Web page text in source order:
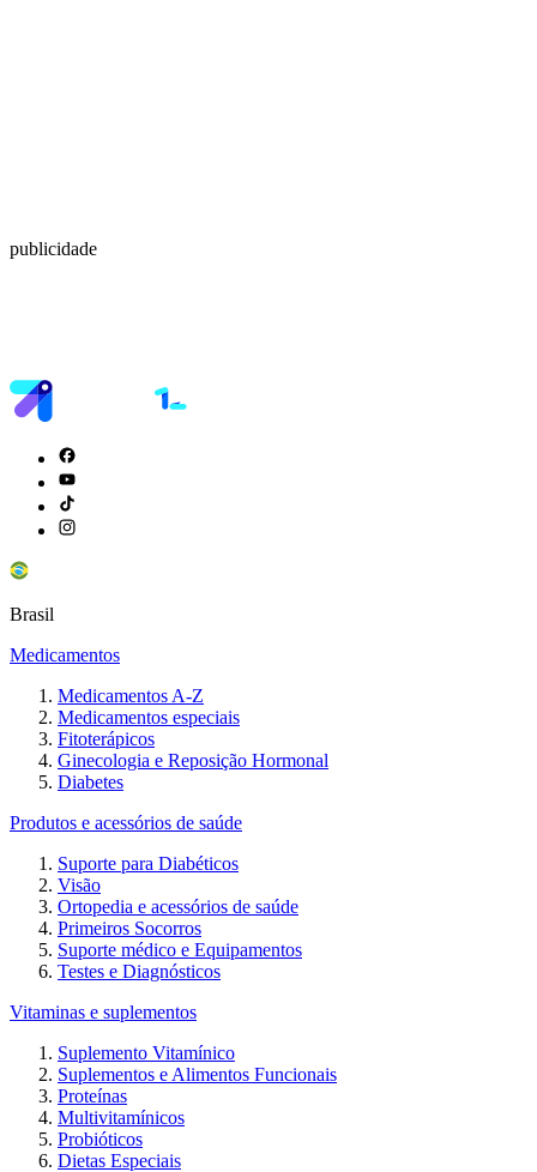
publicidade
Brasil
Medicamentos
Medicamentos A-Z
Medicamentos especiais
Fitoterápicos
Ginecologia e Reposição Hormonal
Diabetes
Produtos e acessórios de saúde
Suporte para Diabéticos
Visão
Ortopedia e acessórios de saúde
Primeiros Socorros
Suporte médico e Equipamentos
Testes e Diagnósticos
Vitaminas e suplementos
Suplemento Vitamínico
Suplementos e Alimentos Funcionais
Proteínas
Multivitamínicos
Probióticos
Dietas Especiais